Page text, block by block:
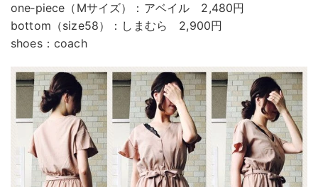
one‐piece（Mサイズ）：アベイル 2,480円
bottom（size58）：しまむら 2,900円
shoes：coach